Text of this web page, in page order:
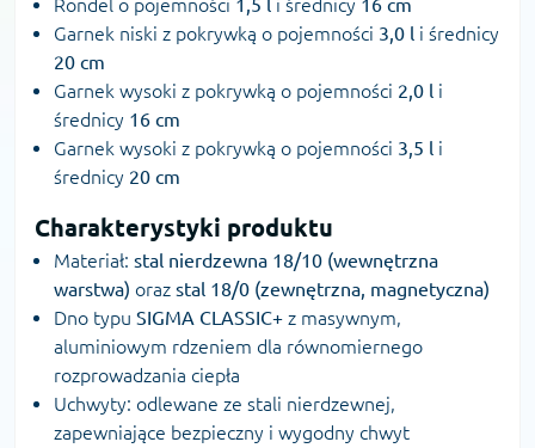
Rondel o pojemności 1,5 l i średnicy 16 cm
Garnek niski z pokrywką o pojemności 3,0 l i średnicy
20 cm
Garnek wysoki z pokrywką o pojemności 2,0 l i
średnicy 16 cm
Garnek wysoki z pokrywką o pojemności 3,5 l i
średnicy 20 cm
Charakterystyki produktu
Materiał: stal nierdzewna 18/10 (wewnętrzna
warstwa) oraz stal 18/0 (zewnętrzna, magnetyczna)
Dno typu SIGMA CLASSIC+ z masywnym,
aluminiowym rdzeniem dla równomiernego
rozprowadzania ciepła
Uchwyty: odlewane ze stali nierdzewnej,
zapewniające bezpieczny i wygodny chwyt